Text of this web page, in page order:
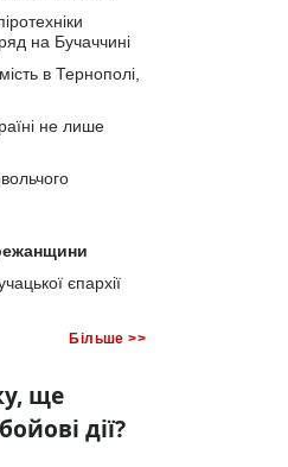
на Бучаччині
в Тернополі,
не лише
єпархії
Більше >>
ще
дії?